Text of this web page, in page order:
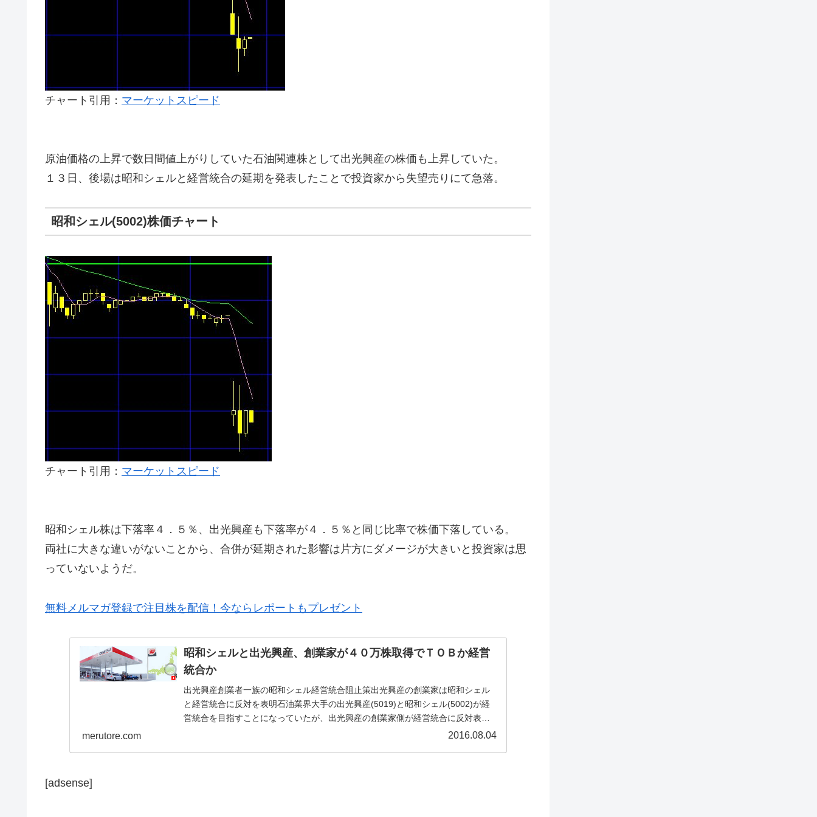
チャート引用： マーケットスピード
原油価格の上昇で数日間値上がりしていた石油関連株として出光興産の株価も上昇していた。
１３日、後場は昭和シェルと経営統合の延期を発表したことで投資家から失望売りにて急落。
昭和シェル(5002)株価チャート
チャート引用： マーケットスピード
昭和シェル株は下落率４．５％、出光興産も下落率が４．５％と同じ比率で株価下落している。
両社に大きな違いがないことから、合併が延期された影響は片方にダメージが大きいと投資家は思
っていないようだ。
無料メルマガ登録で注目株を配信！今ならレポートもプレゼント
昭和シェルと出光興産、創業家が４０万株取得でＴＯＢか経営
統合か
出光興産創業者一族の昭和シェル経営統合阻止策出光興産の創業家は昭和シェル
と経営統合に反対を表明石油業界大手の出光興産(5019)と昭和シェル(5002)が経
営統合を目指すことになっていたが、出光興産の創業家側が経営統合に反対表明
merutore.com 2016.08.04
[adsense]